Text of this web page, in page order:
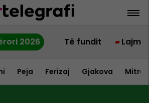
2026 Të fundit Lajme
Peja Ferizaj Gjakova